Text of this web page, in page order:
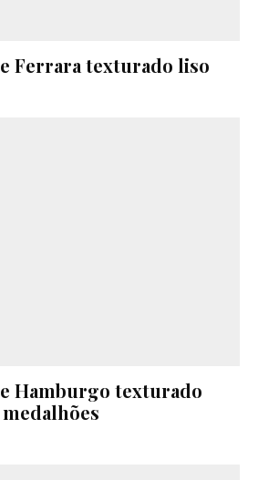
Ferrara texturado liso
Hamburgo texturado